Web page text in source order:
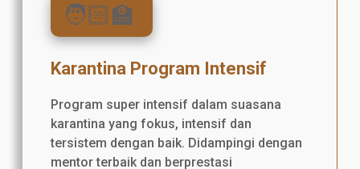
🧑🏻‍🏫
Karantina Program Intensif
Program super intensif dalam suasana
karantina yang fokus, intensif dan
tersistem dengan baik. Didampingi dengan
mentor terbaik dan berprestasi